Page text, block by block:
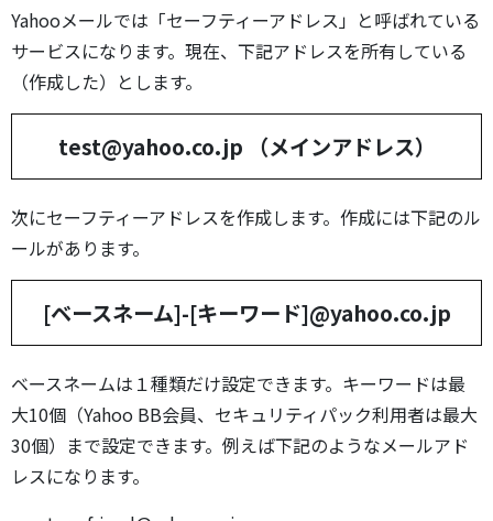
Yahooメールでは「セーフティーアドレス」と呼ばれている
サービスになります。現在、下記アドレスを所有している
（作成した）とします。
test@yahoo.co.jp （メインアドレス）
次にセーフティーアドレスを作成します。作成には下記のル
ールがあります。
[ベースネーム]-[キーワード]@yahoo.co.jp
ベースネームは１種類だけ設定できます。キーワードは最
大10個（Yahoo BB会員、セキュリティパック利用者は最大
30個）まで設定できます。例えば下記のようなメールアド
レスになります。